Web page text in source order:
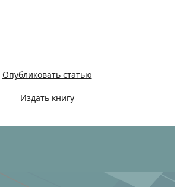
Опубликовать статью
Издать книгу